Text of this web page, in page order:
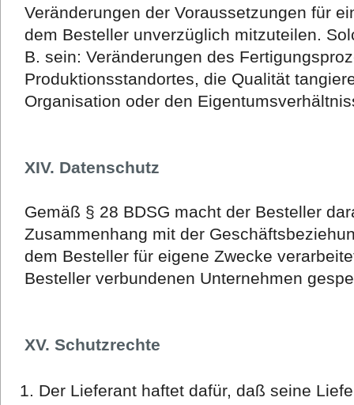
Veränderungen der Voraussetzungen für
dem Besteller unverzüglich mitzuteilen.
B. sein: Veränderungen des
Produktionsstandortes, die Qualität
Organisation oder den
XIV. Datenschutz
Gemäß § 28 BDSG macht der Besteller
Zusammenhang mit der
dem Besteller für eigene Zwecke
Besteller verbundenen Unternehmen
XV. Schutzrechte
Der Lieferant haftet dafür, daß seine